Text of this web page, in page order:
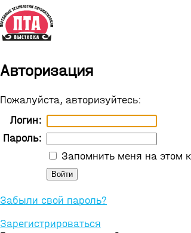
Авторизация
Пожалуйста, авторизуйтесь:
Логин:
Пароль:
Запомнить меня на этом
Забыли свой пароль?
Зарегистрироваться